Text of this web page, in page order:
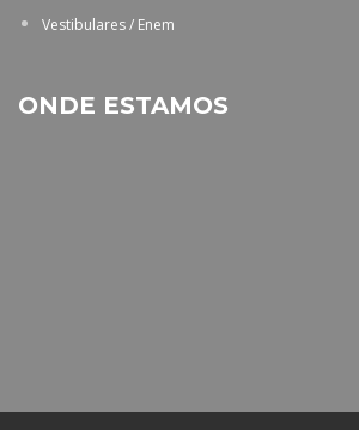
Vestibulares / Enem
ONDE ESTAMOS